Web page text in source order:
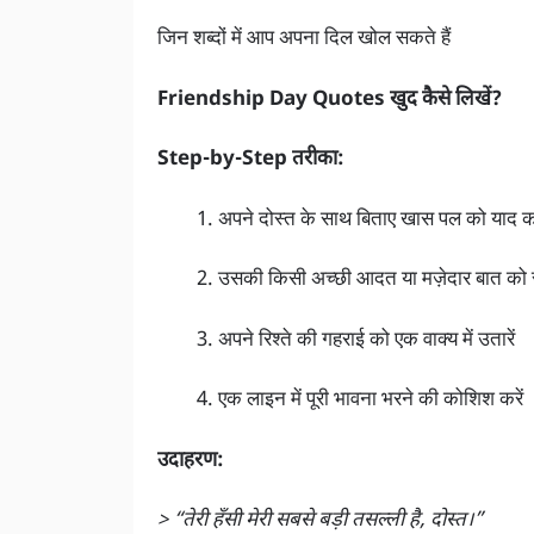
जिन शब्दों में आप अपना दिल खोल सकते हैं
Friendship Day Quotes खुद कैसे लिखें?
Step-by-Step तरीका:
अपने दोस्त के साथ बिताए खास पल को याद
उसकी किसी अच्छी आदत या मज़ेदार बात को
अपने रिश्ते की गहराई को एक वाक्य में उतारें
एक लाइन में पूरी भावना भरने की कोशिश करें
उदाहरण:
> “तेरी हँसी मेरी सबसे बड़ी तसल्ली है, दोस्त।”